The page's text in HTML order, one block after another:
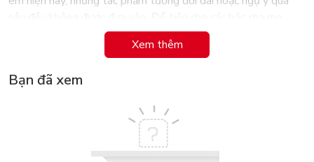
hướng dẫn con đọc, mỗi tác phẩm đều có phần gợi ý ở cuối và
minh họa bằng những bức tranh sinh động. Trong quá trình
các bé những bài học rút ra từ mỗi truyện.
Đọc truyện, hiểu đạo lý, giúp bé trưởng thành.
Xem thêm
Bạn đã xem